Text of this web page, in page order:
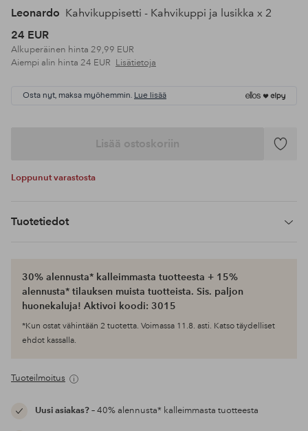
Leonardo Kahvikuppisetti - Kahvikuppi ja lusikka x 2
24 EUR
Alkuperäinen hinta 29,99 EUR
Aiempi alin hinta 24 EUR Lisätietoja
Osta nyt, maksa myöhemmin. Lue lisää
Lisää ostoskoriin
Lisää
Loppunut varastosta
Tuotetiedot
30% alennusta* kalleimmasta tuotteesta + 15%
alennusta* tilauksen muista tuotteista. Sis. paljon
huonekaluja! Aktivoi koodi: 3015
*Kun ostat vähintään 2 tuotetta. Voimassa 11.8. asti. Katso täydelliset
ehdot kassalla.
Tuoteilmoitus
Uusi asiakas?– 40% alennusta* kalleimmasta tuotteesta